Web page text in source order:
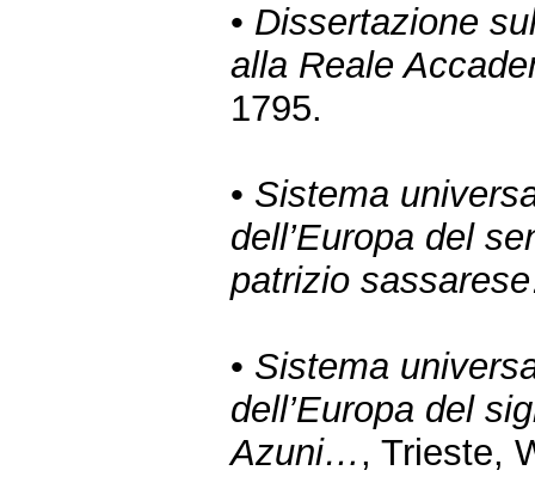
• Dissertazione
alla Reale
1795.
• Sistema
dell’Europa del
patrizio
• Sistema
dell’Europa del
Azuni… , Trieste,